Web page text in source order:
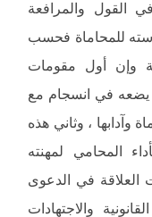
القول والمرافعة
للمحاماة فحسب
وإن أول مقومات
يضعه في انسجام مع
وآدابها ، وثاني هذه
المحامي لمهنته
العلاقة في الدعوى
والاجتهادات